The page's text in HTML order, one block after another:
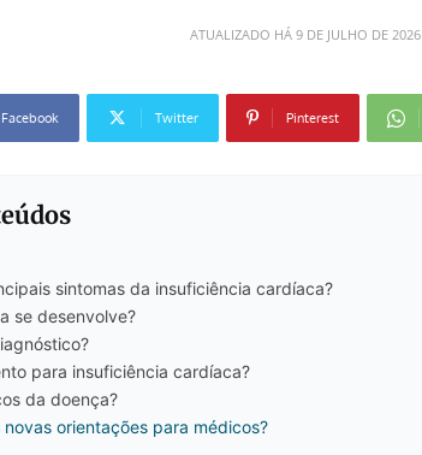
ATUALIZADO HÁ 9 DE JULHO DE 2026
Facebook Twitter Pinterest
sintomas da insuficiência cardíaca?
se desenvolve?
para insuficiência cardíaca?
da doença?
orientações para médicos?